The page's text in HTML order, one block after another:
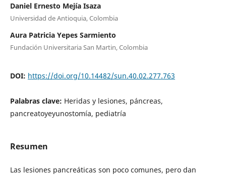
Daniel Ernesto Mejía Isaza
Universidad de Antioquia, Colombia
Aura Patricia Yepes Sarmiento
Fundación Universitaria San Martin, Colombia
DOI: https://doi.org/10.14482/sun.40.02.277.763
Palabras clave: Heridas y lesiones, páncreas,
pancreatoyeyunostomía, pediatría
Resumen
Las lesiones pancreáticas son poco comunes, pero dan